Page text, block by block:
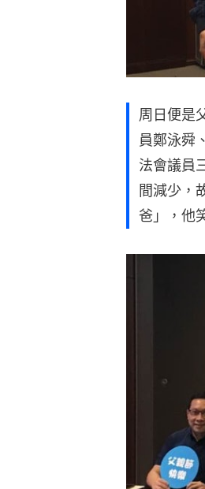
周日便是
員鄭泳舜
法會議員
間減少，
爸」，他